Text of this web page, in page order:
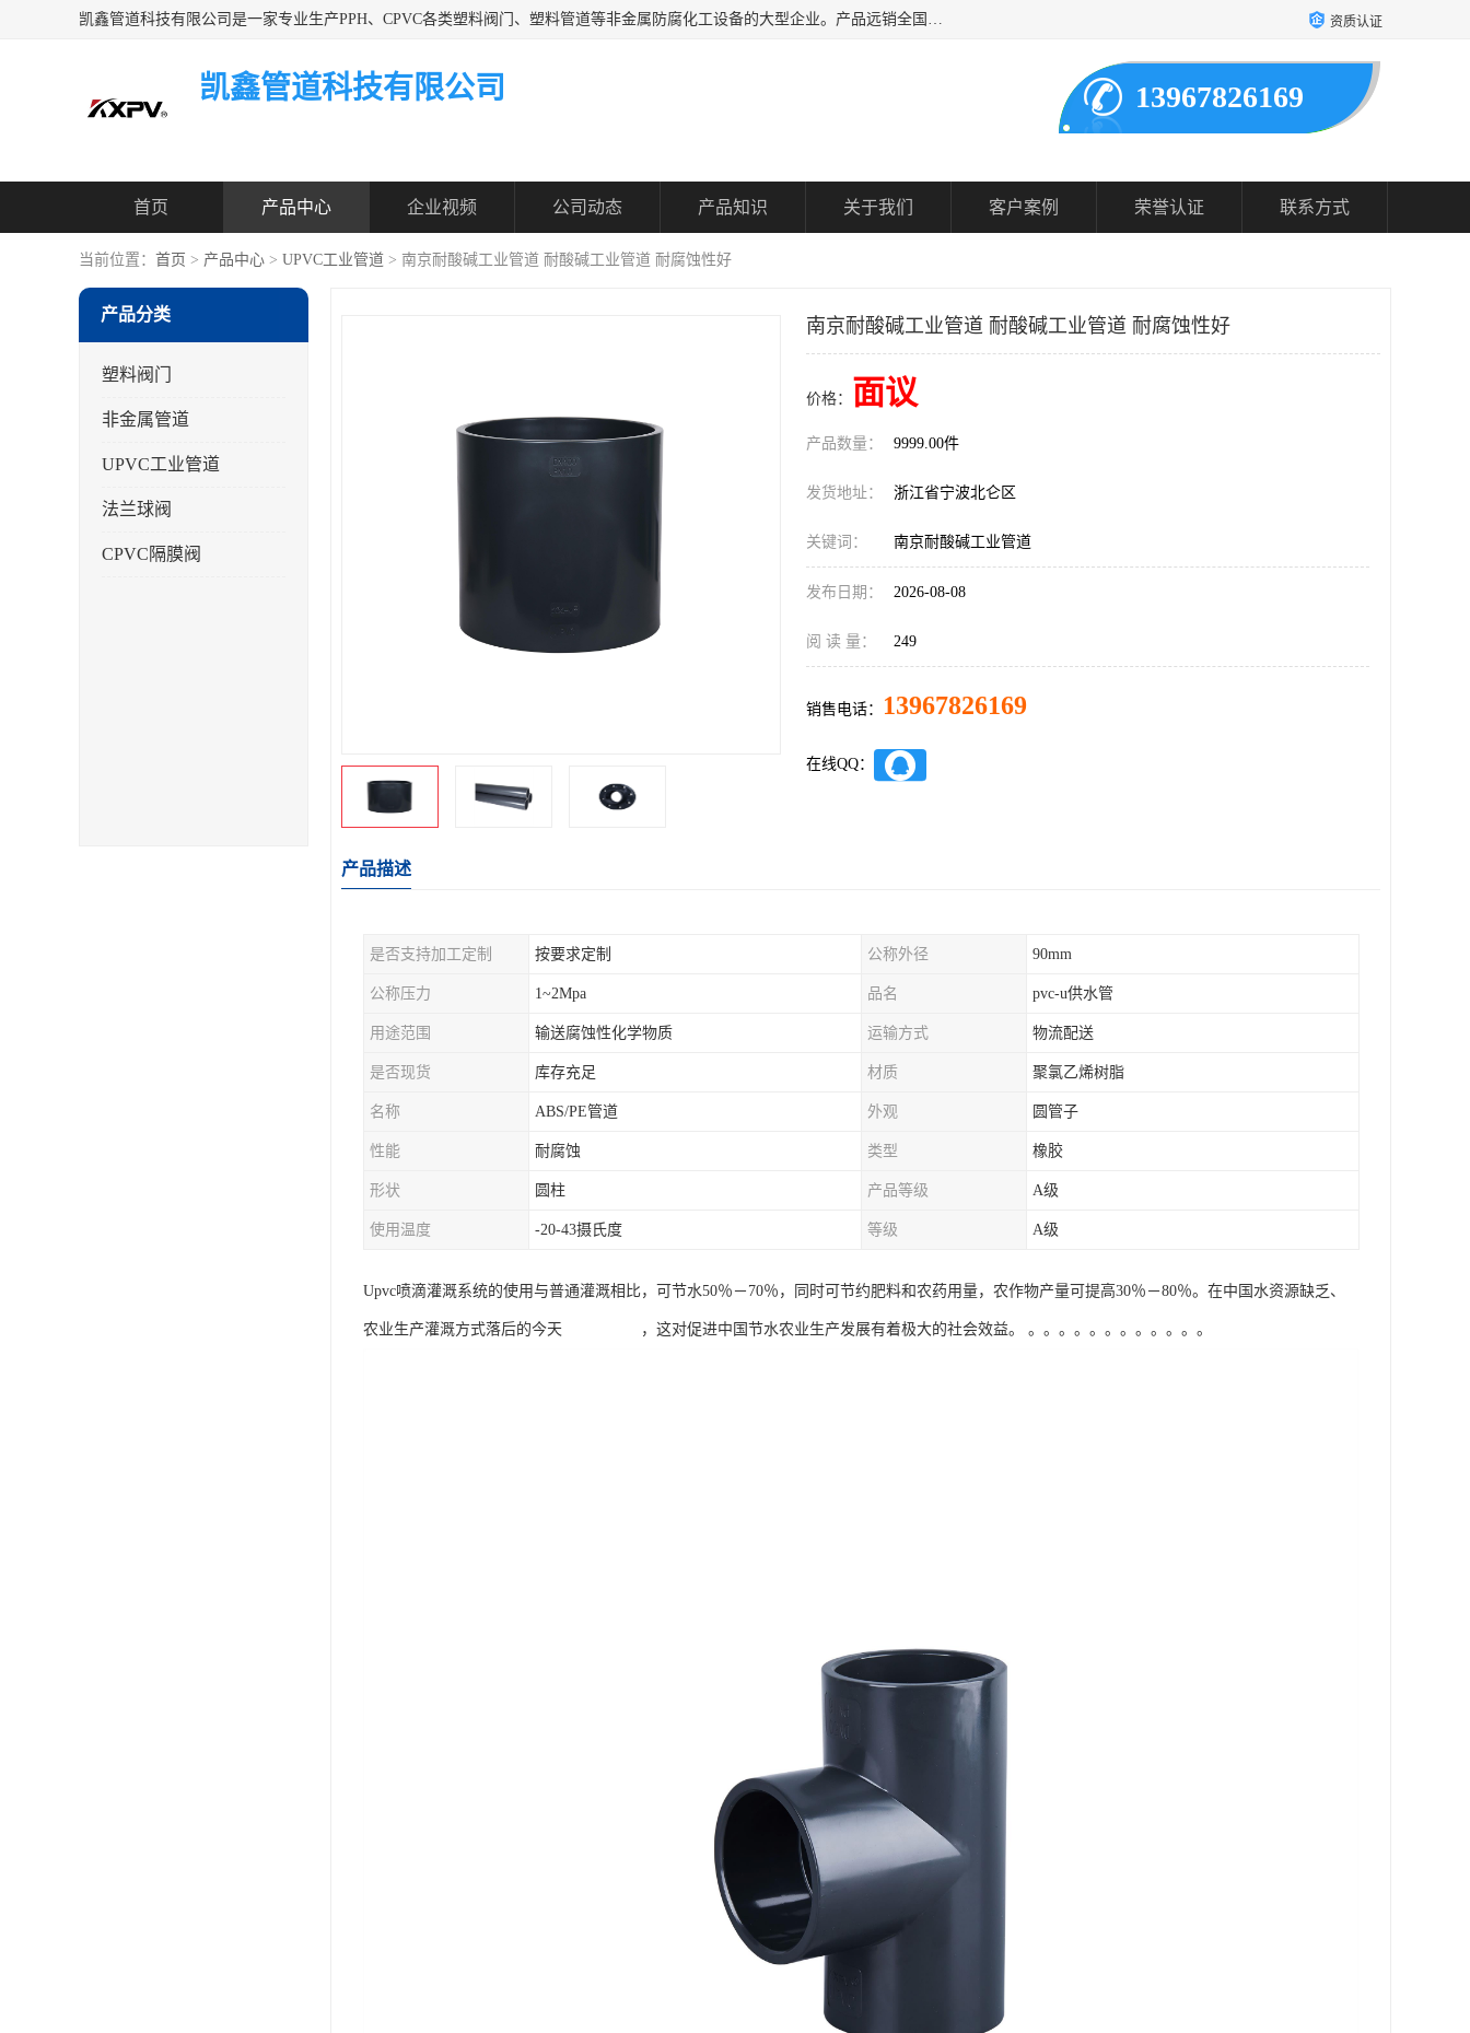
凯鑫管道科技有限公司是一家专业生产PPH、CPVC各类塑料阀门、塑料管道等非金属防腐化工设备的大型企业。产品远销全国三十一个省、市、自治区,广泛应用于化工、石油、氯碱、染料、制药、农药等行业，深受广大用户欢迎，是目前国内生产化工泵、阀门规模较大的生产基地之一。 资质认证
凯鑫管道科技有限公司 13967826169
首页 产品中心 企业视频 公司动态 产品知识 关于我们 客户案例 荣誉认证 联系方式
当前位置： 首页 > 产品中心 > UPVC工业管道 > 南京耐酸碱工业管道 耐酸碱工业管道 耐腐蚀性好
产品分类
塑料阀门
非金属管道
UPVC工业管道
法兰球阀
CPVC隔膜阀
南京耐酸碱工业管道 耐酸碱工业管道 耐腐蚀性好
价格： 面议
产品数量： 9999.00件
发货地址： 浙江省宁波北仑区
关键词： 南京耐酸碱工业管道
发布日期： 2026-08-08
阅 读 量： 249
销售电话： 13967826169
在线QQ：
产品描述
是否支持加工定制 按要求定制 公称外径 90mm
公称压力 1~2Mpa 品名 pvc-u供水管
用途范围 输送腐蚀性化学物质 运输方式 物流配送
是否现货 库存充足 材质 聚氯乙烯树脂
名称 ABS/PE管道 外观 圆管子
性能 耐腐蚀 类型 橡胶
形状 圆柱 产品等级 A级
使用温度 -20-43摄氏度 等级 A级
Upvc喷滴灌溉系统的使用与普通灌溉相比，可节水50％－70％，同时可节约肥料和农药用量，农作物产量可提高30％－80％。在中国水资源缺乏、
农业生产灌溉方式落后的今天 ，这对促进中国节水农业生产发展有着极大的社会效益。 。。。。。。。。。。。。